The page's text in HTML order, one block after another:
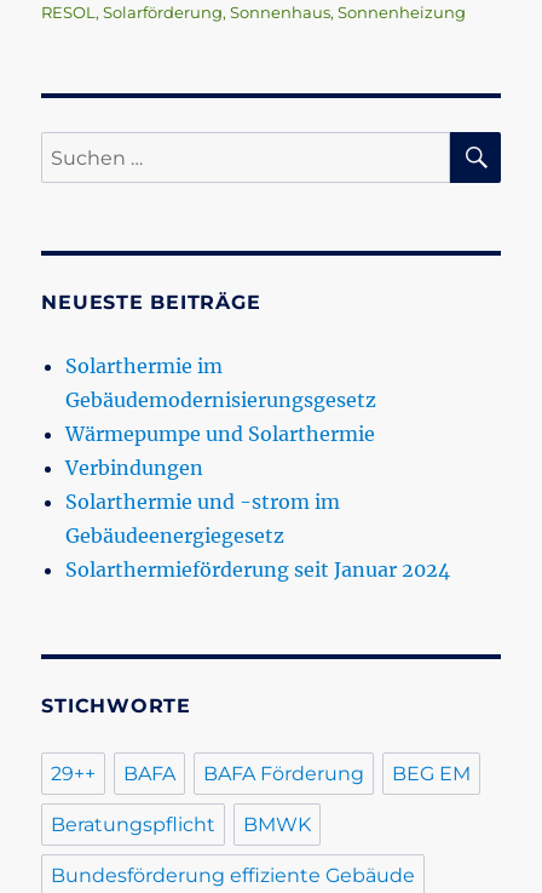
RESOL ,Solarförderung,Sonnenhaus,Sonnenheizung
Suchen
nach:
NEUESTE BEITRÄGE
Solarthermie im
Gebäudemodernisierungsgesetz
Wärmepumpe und Solarthermie
Verbindungen
Solarthermie und -strom im
Gebäudeenergiegesetz
Solarthermieförderung seit Januar 2024
STICHWORTE
29++ BAFA BAFA Förderung BEG EM
Beratungspflicht BMWK
Bundesförderung effiziente Gebäude